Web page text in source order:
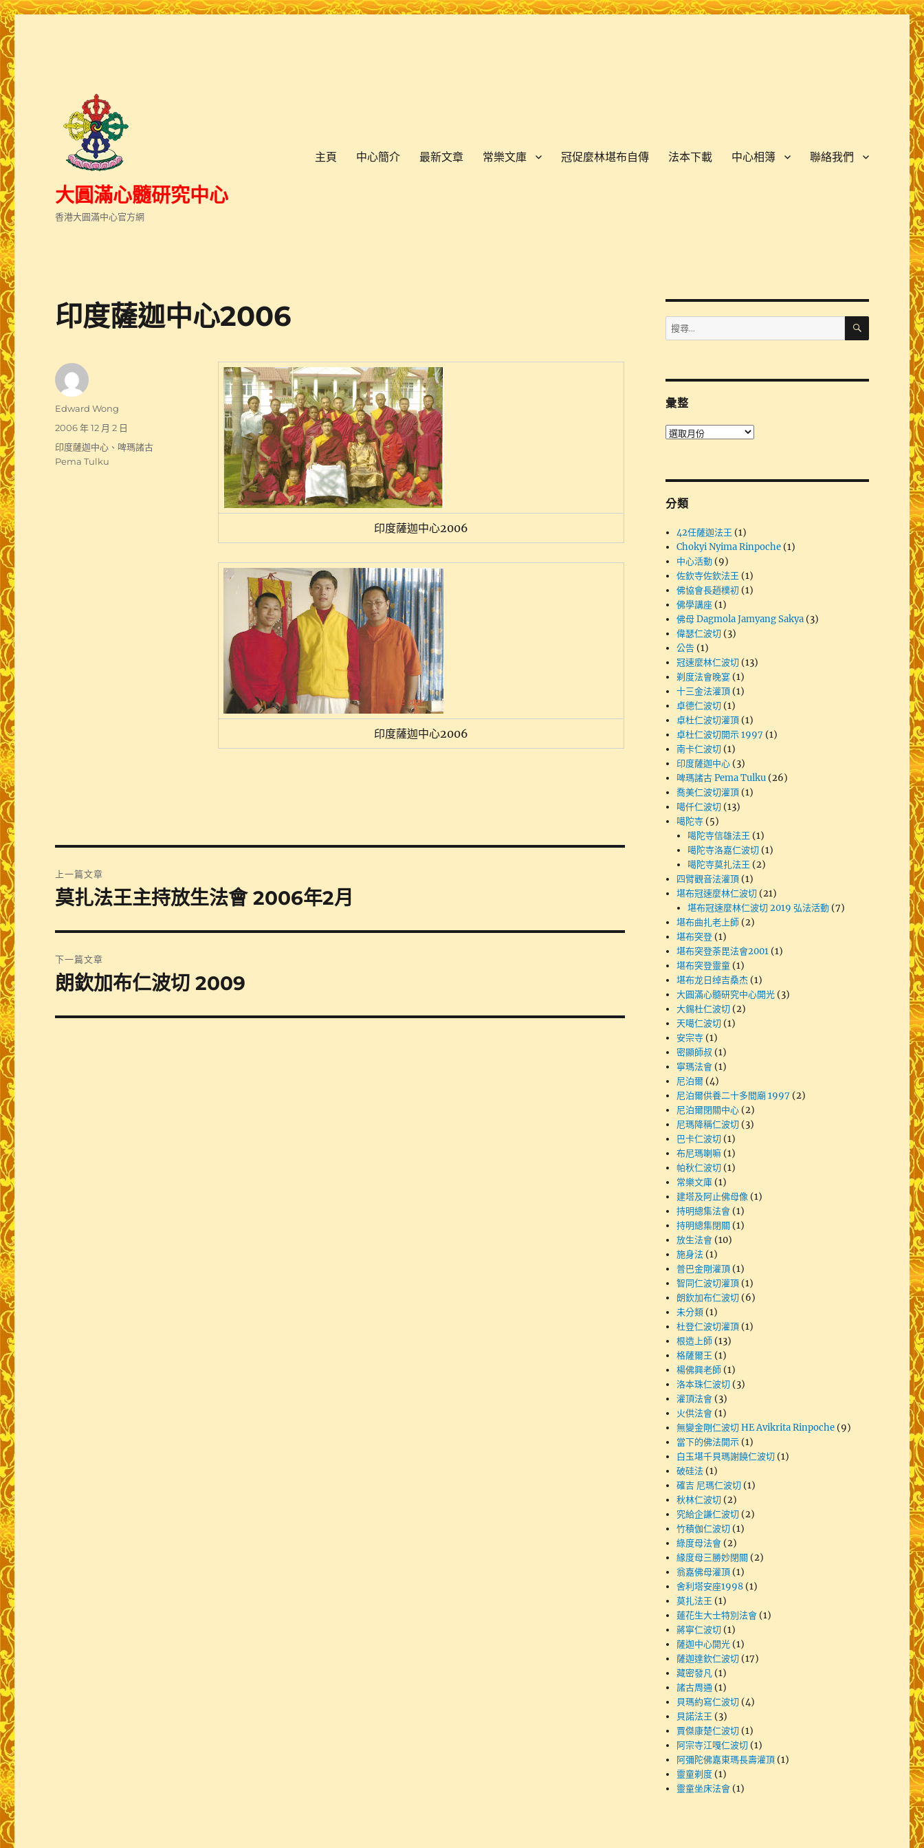
大圓滿心髓研究中心
香港大圓滿中心官方網
主頁 中心簡介 最新文章 常樂文庫 冠促麼林堪布自傳 法本下載 中心相簿 聯絡我們
印度薩迦中心2006
印度薩迦中心2006
印度薩迦中心2006
作
Edward Wong
發
佈
2006 年 12 月 2 日
分
類
印度薩迦中心 、 啤瑪諸古
Pema Tulku
章
上一篇文章
上
篇
文
章:
莫扎法王主持放生法會 2006年2月
下一篇文章
下
篇
朗欽加布仁波切 2009
搜
尋
字:
搜
彙整
彙
分類
42任薩迦法王 (1)
Chokyi Nyima Rinpoche (1)
中心活動 (9)
佐欽寺佐欽法王 (1)
佛協會長趙樸初 (1)
佛學講座 (1)
佛母 Dagmola Jamyang Sakya (3)
偉瑟仁波切 (3)
公告 (1)
冠速麼林仁波切 (13)
剃度法會晚宴 (1)
十三金法灌頂 (1)
卓德仁波切 (1)
卓杜仁波切灌頂 (1)
卓杜仁波切開示 1997 (1)
南卡仁波切 (1)
印度薩迦中心 (3)
啤瑪諸古 Pema Tulku (26)
喬美仁波切灌頂 (1)
噶仟仁波切 (13)
噶陀寺 (5)
噶陀寺信雄法王 (1)
噶陀寺洛嘉仁波切 (1)
噶陀寺莫扎法王 (2)
四臂觀音法灌頂 (1)
堪布冠速麼林仁波切 (21)
堪布冠速麼林仁波切 2019 弘法活動 (7)
堪布曲扎老上師 (2)
堪布突登 (1)
堪布突登荼毘法會2001 (1)
堪布突登靈童 (1)
堪布龙日绰吉桑杰 (1)
大圓滿心髓研究中心開光 (3)
大錫杜仁波切 (2)
天噶仁波切 (1)
安宗寺 (1)
密顯師叔 (1)
寧瑪法會 (1)
尼泊爾 (4)
尼泊爾供養二十多間廟 1997 (2)
尼泊爾閉關中心 (2)
尼瑪降稱仁波切 (3)
巴卡仁波切 (1)
布尼瑪喇嘛 (1)
帕秋仁波切 (1)
常樂文庫 (1)
建塔及阿止佛母像 (1)
持明總集法會 (1)
持明總集閉關 (1)
放生法會 (10)
施身法 (1)
普巴金剛灌頂 (1)
智同仁波切灌頂 (1)
朗欽加布仁波切 (6)
未分類 (1)
杜登仁波切灌頂 (1)
根造上師 (13)
格薩爾王 (1)
楊佛興老師 (1)
洛本珠仁波切 (3)
灌頂法會 (3)
火供法會 (1)
無變金剛仁波切 HE Avikrita Rinpoche (9)
當下的佛法開示 (1)
白玉堪千貝瑪謝饒仁波切 (1)
破硅法 (1)
確吉 尼瑪仁波切 (1)
秋林仁波切 (2)
究給企謙仁波切 (2)
竹積伽仁波切 (1)
綠度母法會 (2)
緣度母三勝妙閉關 (2)
翁嘉佛母灌頂 (1)
舍利塔安座1998 (1)
莫扎法王 (1)
蓮花生大士特別法會 (1)
蔣寧仁波切 (1)
薩迦中心開光 (1)
薩迦達欽仁波切 (17)
藏密發凡 (1)
諸古周通 (1)
貝瑪約寫仁波切 (4)
貝諾法王 (3)
賈傑康楚仁波切 (1)
阿宗寺江嘎仁波切 (1)
阿彌陀佛嘉東瑪長壽灌頂 (1)
靈童剃度 (1)
靈童坐床法會 (1)